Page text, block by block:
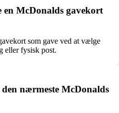
en McDonalds gavekort
som gave ved at vælge
eller fysisk post.
nærmeste McDonalds